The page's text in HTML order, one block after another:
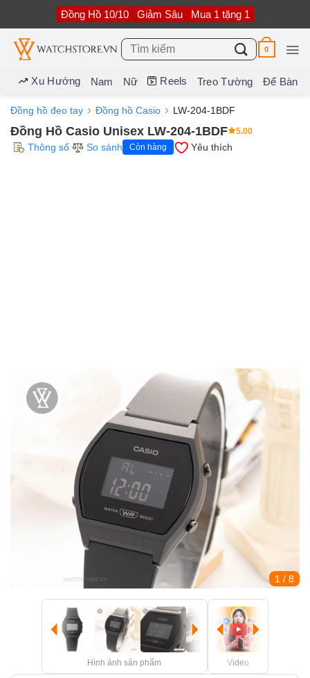
nội
dung
Đồng Hồ 10/10 Giảm Sâu Mua 1 tặng 1
Tìm
kiếm:
0
Xu Hướng Nam Nữ Reels Treo Tường Để Bàn
Đồng hồ đeo tay Đồng hồ Casio LW-204-1BDF
Đồng Hồ Casio Unisex LW-204-1BDF 5.00
Thông số So sánh Còn hàng Yêu thích
1 / 8
Hình ảnh sản phẩm Video